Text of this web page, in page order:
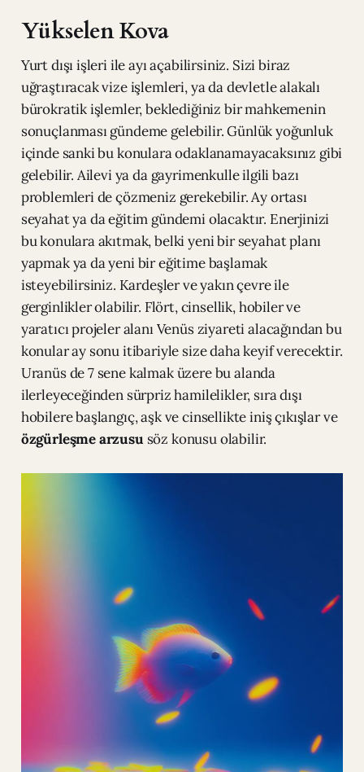
Yükselen Kova
Yurt dışı işleri ile ayı açabilirsiniz. Sizi biraz
uğraştıracak vize işlemleri, ya da devletle alakalı
bürokratik işlemler, beklediğiniz bir mahkemenin
sonuçlanması gündeme gelebilir. Günlük yoğunluk
içinde sanki bu konulara odaklanamayacaksınız gibi
gelebilir. Ailevi ya da gayrimenkulle ilgili bazı
problemleri de çözmeniz gerekebilir. Ay ortası
seyahat ya da eğitim gündemi olacaktır. Enerjinizi
bu konulara akıtmak, belki yeni bir seyahat planı
yapmak ya da yeni bir eğitime başlamak
isteyebilirsiniz. Kardeşler ve yakın çevre ile
gerginlikler olabilir. Flört, cinsellik, hobiler ve
yaratıcı projeler alanı Venüs ziyareti alacağından bu
konular ay sonu itibariyle size daha keyif verecektir.
Uranüs de 7 sene kalmak üzere bu alanda
ilerleyeceğinden sürpriz hamilelikler, sıra dışı
hobilere başlangıç, aşk ve cinsellikte iniş çıkışlar ve
özgürleşme arzusu söz konusu olabilir.